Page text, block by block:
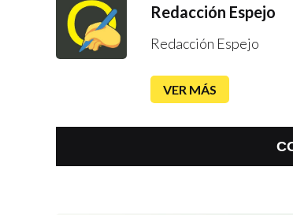
Redacción Espejo
Redacción Espejo
VER MÁS